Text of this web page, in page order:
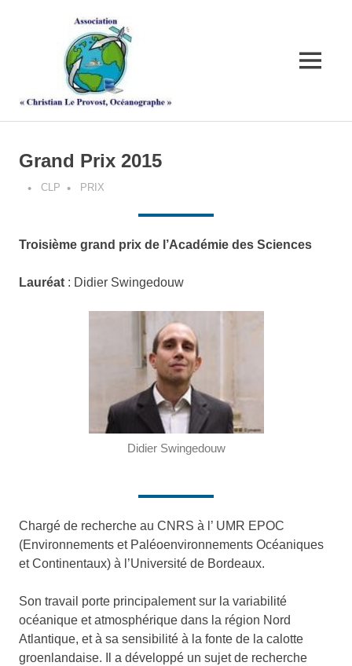
"ChristianMENU
Grand Prix 2015
CLP PRIX
Troisième grand prix de l’Académie des Sciences
Lauréat : Didier Swingedouw
Didier Swingedouw
Chargé de recherche au CNRS à l’ UMR EPOC
(Environnements et Paléoenvironnements Océaniques
et Continentaux) à l’Université de Bordeaux.
Son travail porte principalement sur la variabilité
océanique et atmosphérique dans la région Nord
Atlantique, et à sa sensibilité à la fonte de la calotte
groenlandaise. Il a développé un sujet de recherche